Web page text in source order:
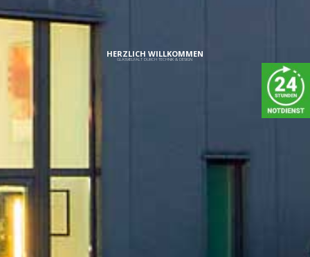
HERZLICH WILLKOMMEN
GLASVIELFALT DURCH TECHNIK & DESIGN
IMPRESSUM
Graf-Zeppelin-Ring 24
48346 Ostbevern